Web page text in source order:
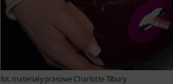
fot. materiały prasowe Charlotte Tilbury